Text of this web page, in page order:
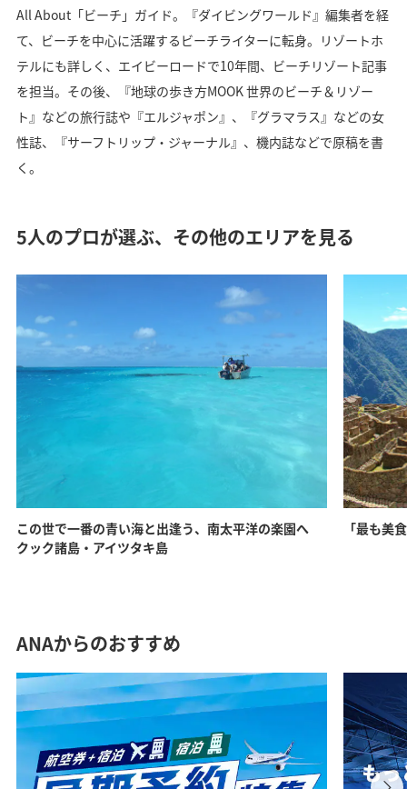
All About「ビーチ」ガイド。『ダイビングワールド』編集者を経
て、ビーチを中心に活躍するビーチライターに転身。リゾートホ
テルにも詳しく、エイビーロードで10年間、ビーチリゾート記事
を担当。その後、『地球の歩き方MOOK 世界のビーチ＆リゾー
ト』などの旅行誌や『エルジャポン』、『グラマラス』などの女
性誌、『サーフトリップ・ジャーナル』、機内誌などで原稿を書
く。
5人のプロが選ぶ、その他のエリアを見る
この世で一番の青い海と出逢う、南太平洋の楽園へ
クック諸島・アイツタキ島
「最も美
ANAからのおすすめ